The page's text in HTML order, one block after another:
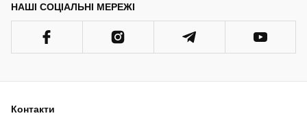
НАШІ СОЦІАЛЬНІ МЕРЕЖІ
Контакти